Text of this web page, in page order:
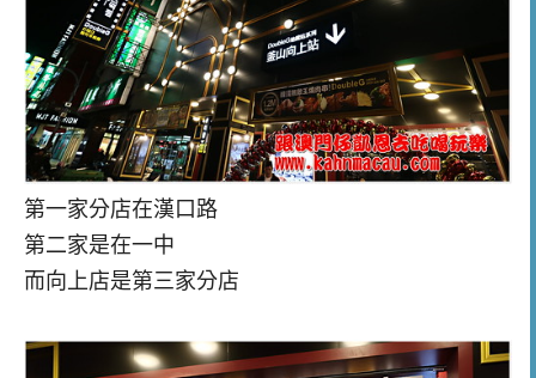
第一家分店在漢口路
第二家是在一中
而向上店是第三家分店